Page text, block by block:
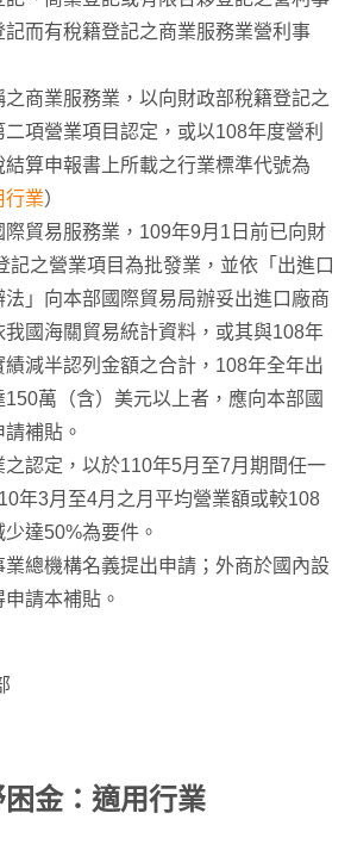
記而有稅籍登記之商業服務業營利事
之商業服務業，以向財政部稅籍登記之
二項營業項目認定，或以108年度營利
結算申報書上所載之行業標準代號為
行業）
際貿易服務業，109年9月1日前已向財
記之營業項目為批發業，並依「出進口
法」向本部國際貿易局辦妥出進口廠商
我國海關貿易統計資料，或其與108年
績減半認列金額之合計，108年全年出
萬（含）美元以上者，應向本部國
補貼。
認定，以於110年5月至7月期間任一
年3月至4月之月平均營業額或較108
達50%為要件。
業總機構名義提出申請；外商於國內設
請本補貼。
金：適用行業